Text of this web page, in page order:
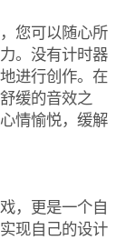
您可以随心所
。没有计时器
进行创作。在
缓的音效之
情愉悦，缓解
，更是一个自
现自己的设计